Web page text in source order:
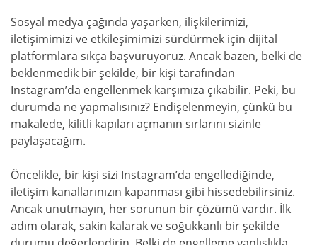
Sosyal medya çağında yaşarken, ilişkilerimizi,
iletişimimizi ve etkileşimimizi sürdürmek için dijital
platformlara sıkça başvuruyoruz. Ancak bazen, belki de
beklenmedik bir şekilde, bir kişi tarafından
Instagram’da engellenmek karşımıza çıkabilir. Peki, bu
durumda ne yapmalısınız? Endişelenmeyin, çünkü bu
makalede, kilitli kapıları açmanın sırlarını sizinle
paylaşacağım.
Öncelikle, bir kişi sizi Instagram’da engellediğinde,
iletişim kanallarınızın kapanması gibi hissedebilirsiniz.
Ancak unutmayın, her sorunun bir çözümü vardır. İlk
adım olarak, sakin kalarak ve soğukkanlı bir şekilde